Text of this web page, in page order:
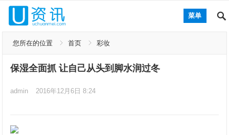
菜单
您所在的位置 首页 彩妆
保湿全面抓 让自己从头到脚水润过冬
admin 2016年12月6日 8:24